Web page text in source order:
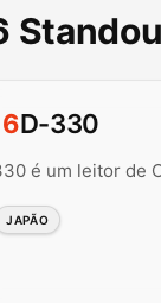
D-330
é um leitor de
JAPÃO